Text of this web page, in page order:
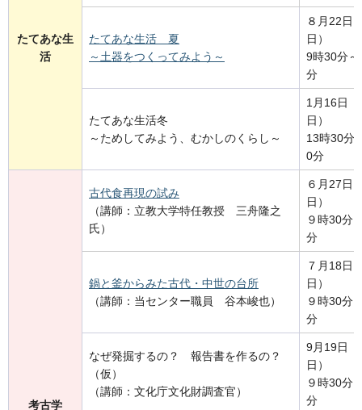
たてあな生
活
たてあな生活 夏
～土器をつくってみよう～
８月22日
日）
9時30分
分
たてあな生活冬
～ためしてみよう、むかしのくらし～
1月16日
日）
13時30分
0分
考古学
古代食再現の試み
（講師：立教大学特任教授 三舟隆之
氏）
６月27日
日）
９時30分
分
鍋と釜からみた古代・中世の台所
（講師：当センター職員 谷本峻也）
７月18日
日）
９時30分
分
なぜ発掘するの？ 報告書を作るの？
（仮）
（講師：文化庁文化財調査官）
9月19日（
日）
９時30分
分